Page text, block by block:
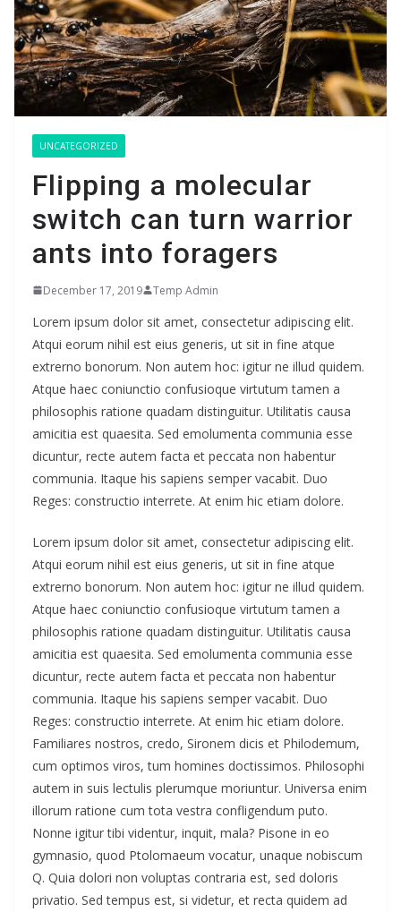
UNCATEGORIZED
Flipping a molecular
switch can turn warrior
ants into foragers
December 17, 2019 Temp Admin
Lorem ipsum dolor sit amet, consectetur adipiscing elit.
Atqui eorum nihil est eius generis, ut sit in fine atque
extrerno bonorum. Non autem hoc: igitur ne illud quidem.
Atque haec coniunctio confusioque virtutum tamen a
philosophis ratione quadam distinguitur. Utilitatis causa
amicitia est quaesita. Sed emolumenta communia esse
dicuntur, recte autem facta et peccata non habentur
communia. Itaque his sapiens semper vacabit. Duo
Reges: constructio interrete. At enim hic etiam dolore.
Lorem ipsum dolor sit amet, consectetur adipiscing elit.
Atqui eorum nihil est eius generis, ut sit in fine atque
extrerno bonorum. Non autem hoc: igitur ne illud quidem.
Atque haec coniunctio confusioque virtutum tamen a
philosophis ratione quadam distinguitur. Utilitatis causa
amicitia est quaesita. Sed emolumenta communia esse
dicuntur, recte autem facta et peccata non habentur
communia. Itaque his sapiens semper vacabit. Duo
Reges: constructio interrete. At enim hic etiam dolore.
Familiares nostros, credo, Sironem dicis et Philodemum,
cum optimos viros, tum homines doctissimos. Philosophi
autem in suis lectulis plerumque moriuntur. Universa enim
illorum ratione cum tota vestra confligendum puto.
Nonne igitur tibi videntur, inquit, mala? Pisone in eo
gymnasio, quod Ptolomaeum vocatur, unaque nobiscum
Q. Quia dolori non voluptas contraria est, sed doloris
privatio. Sed tempus est, si videtur, et recta quidem ad